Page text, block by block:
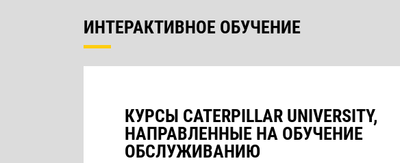
ИНТЕРАКТИВНОЕ ОБУЧЕНИЕ
КУРСЫ CATERPILLAR UNIVERSITY,
НАПРАВЛЕННЫЕ НА ОБУЧЕНИЕ
ОБСЛУЖИВАНИЮ